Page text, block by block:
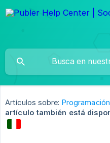
Artículos sobre:
artículo también está